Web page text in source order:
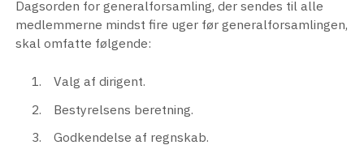
Dagsorden for generalforsamling, der sendes til alle
medlemmerne mindst fire uger før generalforsamlingen,
skal omfatte følgende:
Valg af dirigent.
Bestyrelsens beretning.
Godkendelse af regnskab.